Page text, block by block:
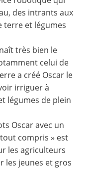
des intrants aux
terre et légumes
très bien le
celui de
a créé Oscar le
irriguer à
légumes de plein
Oscar avec un
compris » est
les agriculteurs
les jeunes et gros